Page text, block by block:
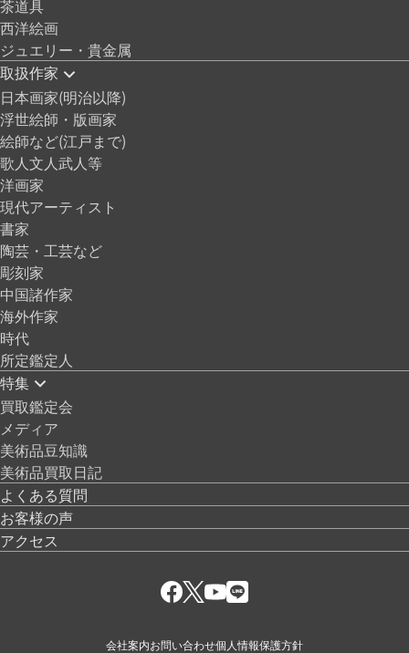
茶道具
西洋絵画
ジュエリー・貴金属
取扱作家
日本画家(明治以降)
浮世絵師・版画家
絵師など(江戸まで)
歌人文人武人等
洋画家
現代アーティスト
書家
陶芸・工芸など
彫刻家
中国諸作家
海外作家
時代
所定鑑定人
特集
買取鑑定会
メディア
美術品豆知識
美術品買取日記
よくある質問
お客様の声
アクセス
会社案内お問い合わせ個人情報保護方針